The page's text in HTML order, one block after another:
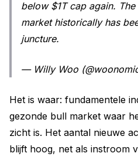
below $1T cap again.
market historically has
juncture.
— Willy Woo
Het is waar: fundamentele
gezonde bull market waar
zicht is. Het aantal nieuwe
blijft hoog, net als instroom